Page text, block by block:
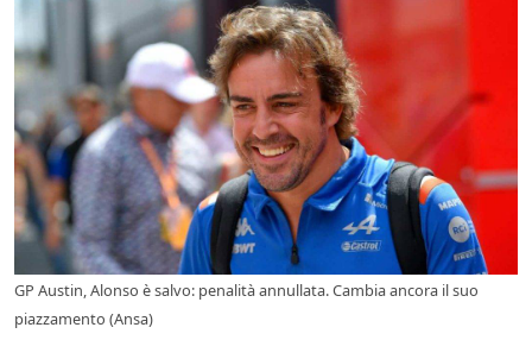
GP Austin, Alonso è salvo: penalità annullata. Cambia ancora il suo
piazzamento (Ansa)